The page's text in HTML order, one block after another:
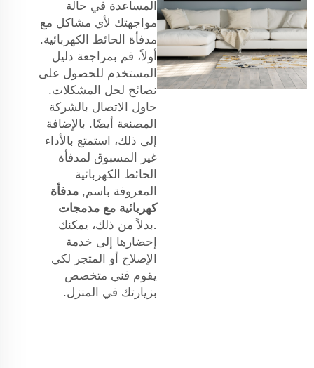
المساعدة في حالة
مواجهتك لأي مشاكل مع
مدفأة الحائط الكهربائية.
أولاً، قم بمراجعة دليل
المستخدم للحصول على
نصائح لحل المشكلات.
حاول الاتصال بالشركة
المصنعة أيضًا. بالإضافة
إلى ذلك، استمتع بالأداء
غير المسبوق لمدفأة
الحائط الكهربائية
المعروفة باسم, مدفأة
كهربائية مع مدمجات
.بدلاً من ذلك، يمكنك
إحضارها إلى خدمة
الإصلاح أو المتجر لكي
يقوم فني متخصص
بزيارتك في المنزل.